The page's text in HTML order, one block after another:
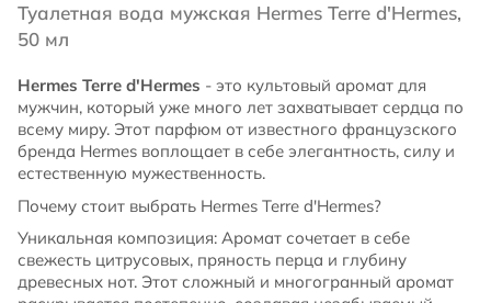
Туалетная вода мужская Hermes Terre d'Hermes,
50 мл
Hermes Terre d'Hermes - это культовый аромат для
мужчин, который уже много лет захватывает сердца по
всему миру. Этот парфюм от известного французского
бренда Hermes воплощает в себе элегантность, силу и
естественную мужественность.
Почему стоит выбрать Hermes Terre d'Hermes?
Уникальная композиция: Аромат сочетает в себе
свежесть цитрусовых, пряность перца и глубину
древесных нот. Этот сложный и многогранный аромат